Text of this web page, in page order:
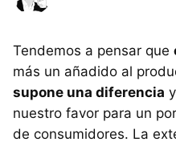
Tendemos a pensar que
más un añadido al
supone una diferencia
nuestro favor para un
de consumidores. La